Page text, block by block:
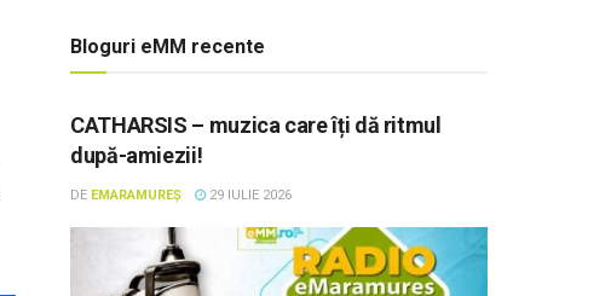
Bloguri eMM recente
CATHARSIS – muzica care îți dă ritmul
după-amiezii!
DE EMARAMUREȘ 29 IULIE 2026